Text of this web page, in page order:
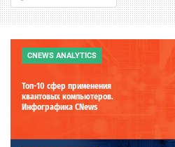
CNEWS ANALYTICS
Топ-10 сфер применения
квантовых компьютеров.
Инфографика CNews